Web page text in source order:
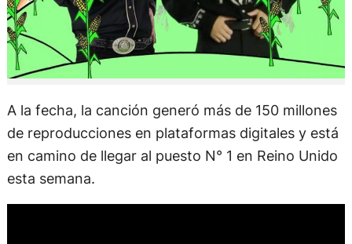
A la fecha, la canción generó más de 150 millones
de reproducciones en plataformas digitales y está
en camino de llegar al puesto N° 1 en Reino Unido
esta semana.